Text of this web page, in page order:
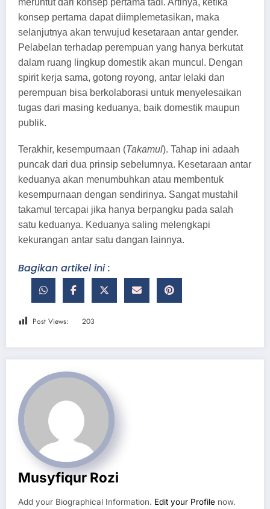
konsep pertama dapat diimplemetasikan, maka
selanjutnya akan terwujud kesetaraan antar gender.
Pelabelan terhadap perempuan yang hanya berkutat
dalam ruang lingkup domestik akan muncul. Dengan
spirit kerja sama, gotong royong, antar lelaki dan
perempuan bisa berkolaborasi untuk menyelesaikan
tugas dari masing keduanya, baik domestik maupun
publik.
Terakhir, kesempurnaan (Takamul). Tahap ini adaah
puncak dari dua prinsip sebelumnya. Kesetaraan antar
keduanya akan menumbuhkan atau membentuk
kesempurnaan dengan sendirinya. Sangat mustahil
takamul tercapai jika hanya berpangku pada salah
satu keduanya. Keduanya saling melengkapi
kekurangan antar satu dangan lainnya.
Bagikan artikel ini :
Post Views: 203
Musyfiqur Rozi
Add your Biographical Information. Edit your Profile now.